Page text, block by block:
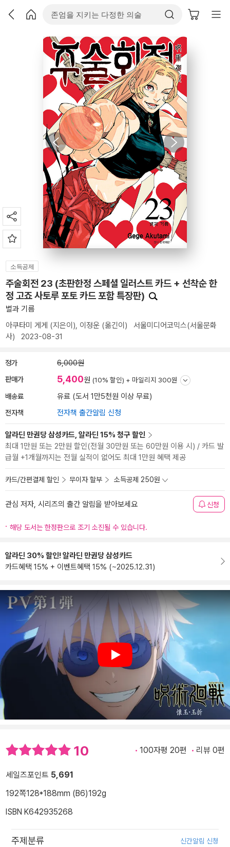
소득공제
주술회전 23 (초판한정 스페셜 일러스트 카드 + 선착순 한
정 고죠 사토루 포토 카드 포함 특장판)
별과 기름
아쿠타미 게게 (지은이), 이정운 (옮긴이) 서울미디어코믹스(서울문화
사) 2023-08-31
정가 6,000원
판매가 5,400원 (10% 할인) + 마일리지 300원
배송료 유료 (도서 1만5천원 이상 무료)
전자책 전자책 출간알림 신청
알라딘 만권당 삼성카드, 알라딘 15% 청구 할인
최대 1만원 또는 2만원 할인(전월 30만원 또는 60만원 이용 시) / 카드 발
급월 +1개월까지는 전월 실적이 없어도 최대 1만원 혜택 제공
카드/간편결제 할인 무이자 할부 소득공제 250원
관심 저자, 시리즈의 출간 알림을 받아보세요 신청
해당 도서는 한정판으로 조기 소진될 수 있습니다.
알라딘 30% 할인! 알라딘 만권당 삼성카드
카드혜택 15% + 이벤트혜택 15% (~2025.12.31)
Play
10 100자평 20편 리뷰 0편
세일즈포인트 5,691
192쪽128*188mm (B6)192g
ISBN K642935268
주제분류 신간알림 신청